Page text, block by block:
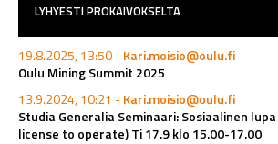
LYHYESTI PROKAIVOKSELTA
19.8.2025, 13:50 -Kari.moisio@oulu.fi
Oulu Mining Summit 2025
13.9.2024, 10:21 -Kari.moisio@oulu.fi
Studia Generalia Seminaari: Sosiaalinen
license to operate) Ti 17.9 klo 15.00-17.00